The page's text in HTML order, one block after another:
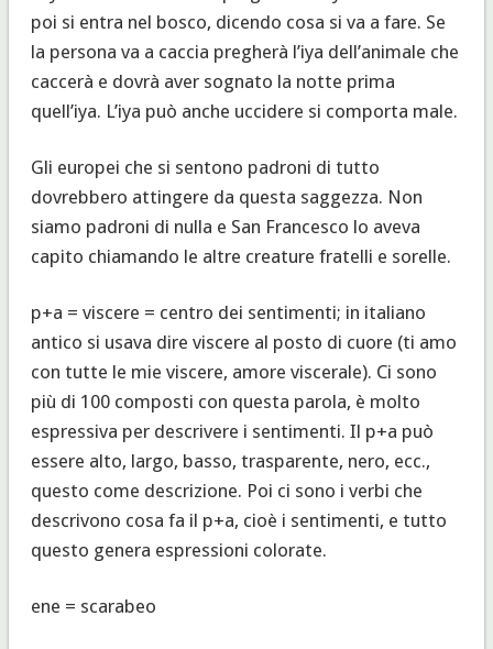
poi si entra nel bosco, dicendo cosa si va a fare. Se
la persona va a caccia pregherà l’iya dell’animale che
caccerà e dovrà aver sognato la notte prima
quell’iya. L’iya può anche uccidere si comporta male.
Gli europei che si sentono padroni di tutto
dovrebbero attingere da questa saggezza. Non
siamo padroni di nulla e San Francesco lo aveva
capito chiamando le altre creature fratelli e sorelle.
p+a = viscere = centro dei sentimenti; in italiano
antico si usava dire viscere al posto di cuore (ti amo
con tutte le mie viscere, amore viscerale). Ci sono
più di 100 composti con questa parola, è molto
espressiva per descrivere i sentimenti. Il p+a può
essere alto, largo, basso, trasparente, nero, ecc.,
questo come descrizione. Poi ci sono i verbi che
descrivono cosa fa il p+a, cioè i sentimenti, e tutto
questo genera espressioni colorate.
ene = scarabeo